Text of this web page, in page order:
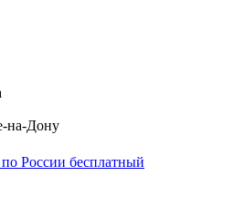
на-Дону
России бесплатный